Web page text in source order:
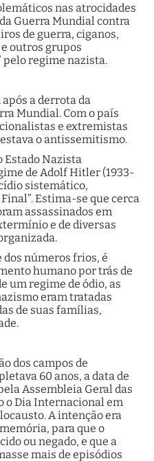
nas atrocidades
Guerra Mundial contra
de guerra, ciganos,
outros grupos
pelo regime nazista.
a derrota da
Mundial. Com o país
e extremistas
o antissemitismo.
Estado Nazista
de Adolf Hitler (1933-
sistemático,
Estima-se que cerca
assassinados em
e de diversas
dos números frios, é
humano por trás de
um regime de ódio, as
eram tratadas
de suas famílias,
dos campos de
60 anos, a data de
Assembleia Geral das
o Dia Internacional em
A intenção era
para que o
ou negado, e que a
mais de episódios